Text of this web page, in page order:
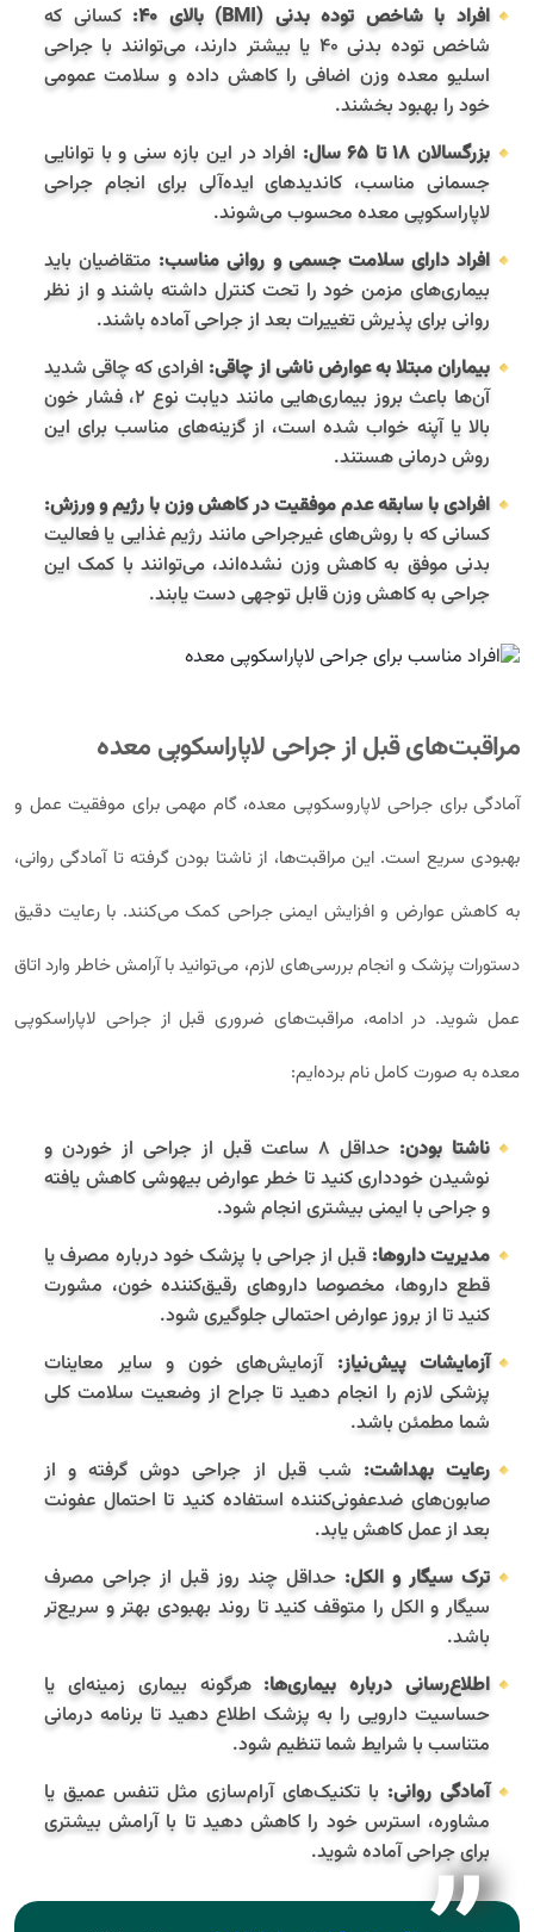
افراد با شاخص توده بدنی (BMI) بالای ۴۰:
کسانی که
شاخص توده بدنی ۴۰ یا بیشتر دارند، می‌توانند با جراحی
اسلیو معده وزن اضافی را کاهش داده و سلامت عمومی
خود را بهبود بخشند.
بزرگسالان ۱۸ تا ۶۵ سال:
افراد در این بازه سنی و با توانایی
جسمانی مناسب، کاندیدهای ایده‌آلی برای انجام جراحی
لاپاراسکوپی معده محسوب می‌شوند.
افراد دارای سلامت جسمی و روانی مناسب: متقاضیان باید
بیماری‌های مزمن خود را تحت کنترل داشته باشند و از نظر
روانی برای پذیرش تغییرات بعد از جراحی آماده باشند.
بیماران مبتلا به عوارض ناشی از چاقی: افرادی که چاقی شدید
آن‌ها باعث بروز بیماری‌هایی مانند دیابت نوع ۲، فشار خون
بالا یا آپنه خواب شده است، از گزینه‌های مناسب برای این
روش درمانی هستند.
افرادی با سابقه عدم موفقیت در کاهش وزن با رژیم و ورزش:
کسانی که با روش‌های غیرجراحی مانند رژیم غذایی یا فعالیت
بدنی موفق به کاهش وزن نشده‌اند، می‌توانند با کمک این
جراحی به کاهش وزن قابل توجهی دست یابند.
مراقبت‌های قبل از جراحی لاپاراسکوپی معده
آمادگی برای جراحی لاپاروسکوپی معده، گام مهمی برای موفقیت عمل و
بهبودی سریع است. این مراقبت‌ها، از ناشتا بودن گرفته تا آمادگی روانی،
به کاهش عوارض و افزایش ایمنی جراحی کمک می‌کنند. با رعایت دقیق
دستورات پزشک و انجام بررسی‌های لازم، می‌توانید با آرامش خاطر وارد اتاق
عمل شوید. در ادامه، مراقبت‌های ضروری قبل از جراحی لاپاراسکوپی
معده به‌ صورت کامل نام برده‌ایم:
ناشتا بودن:
حداقل ۸ ساعت قبل از جراحی از خوردن و
نوشیدن خودداری کنید تا خطر عوارض بیهوشی کاهش یافته
و جراحی با ایمنی بیشتری انجام شود.
مدیریت داروها: قبل از جراحی با پزشک خود درباره مصرف یا
قطع داروها، مخصوصا داروهای رقیق‌کننده خون، مشورت
کنید تا از بروز عوارض احتمالی جلوگیری شود.
آزمایشات پیش‌نیاز: آزمایش‌های خون و سایر معاینات
پزشکی لازم را انجام دهید تا جراح از وضعیت سلامت کلی
شما مطمئن باشد.
رعایت بهداشت: شب قبل از جراحی دوش گرفته و از
صابون‌های ضدعفونی‌کننده استفاده کنید تا احتمال عفونت
بعد از عمل کاهش یابد.
ترک سیگار و الکل: حداقل چند روز قبل از جراحی مصرف
سیگار و الکل را متوقف کنید تا روند بهبودی بهتر و سریع‌تر
باشد.
اطلاع‌رسانی درباره بیماری‌ها: هرگونه بیماری زمینه‌ای یا
حساسیت دارویی را به پزشک اطلاع دهید تا برنامه درمانی
متناسب با شرایط شما تنظیم شود.
آمادگی روانی: با تکنیک‌های آرام‌سازی مثل تنفس عمیق یا
مشاوره، استرس خود را کاهش دهید تا با آرامش بیشتری
برای جراحی آماده شوید.